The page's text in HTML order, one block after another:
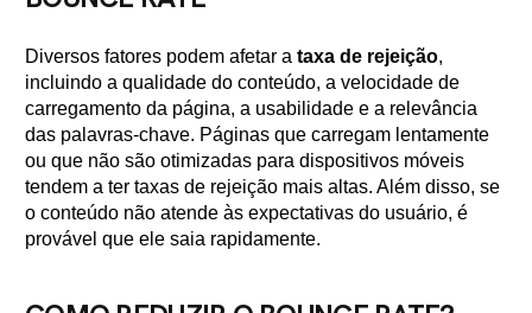
Diversos fatores podem afetar a taxa de rejeição,
incluindo a qualidade do conteúdo, a velocidade de
carregamento da página, a usabilidade e a relevância
das palavras-chave. Páginas que carregam lentamente
ou que não são otimizadas para dispositivos móveis
tendem a ter taxas de rejeição mais altas. Além disso, se
o conteúdo não atende às expectativas do usuário, é
provável que ele saia rapidamente.